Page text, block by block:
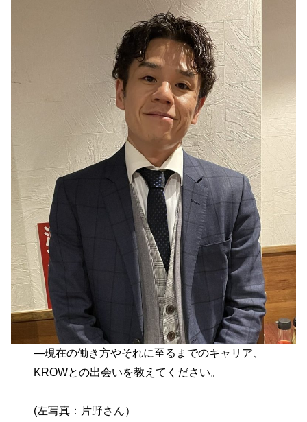
—現在の働き方やそれに至るまでのキャリア、
KROWとの出会いを教えてください。
(左写真：片野さん）